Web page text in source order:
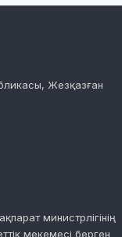
Жезқазған
министрлігінің
мекемесі берген